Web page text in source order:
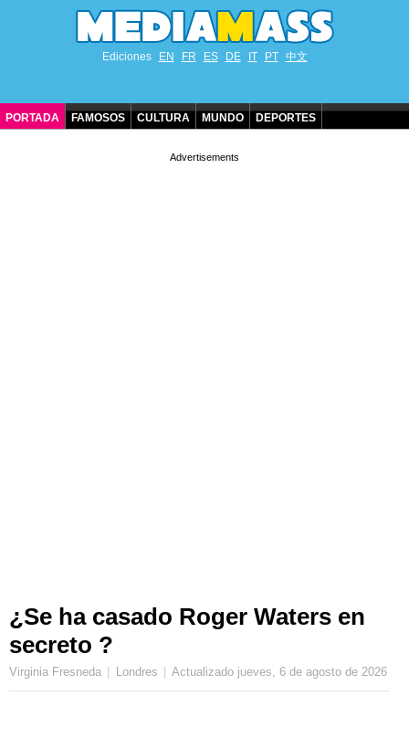
Ediciones EN FR ES DE IT PT 中文
PORTADA FAMOSOS CULTURA MUNDO DEPORTES
¿Se ha casado Roger Waters en
secreto ?
Virginia Fresneda Londres Actualizado jueves, 6 de agosto de 2026